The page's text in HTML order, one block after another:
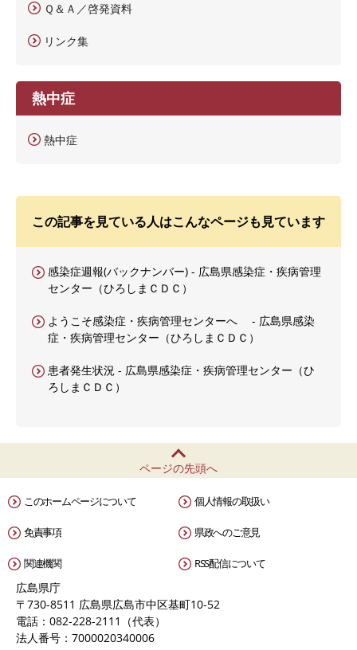
Ｑ＆Ａ／啓発資料
リンク集
熱中症
熱中症
この記事を見ている人はこんなページも見ています
感染症週報(バックナンバー) - 広島県感染症・疾病管理
センター（ひろしまＣＤＣ）
ようこそ感染症・疾病管理センターへ - 広島県感染
症・疾病管理センター（ひろしまＣＤＣ）
患者発生状況 - 広島県感染症・疾病管理センター（ひ
ろしまＣＤＣ）
ページの先頭へ
このホームページについて 個人情報の取扱い
免責事項 県政へのご意見
関連機関 RSS配信について
広島県庁
〒730-8511 広島県広島市中区基町10-52
電話：082-228-2111（代表）
法人番号：7000020340006